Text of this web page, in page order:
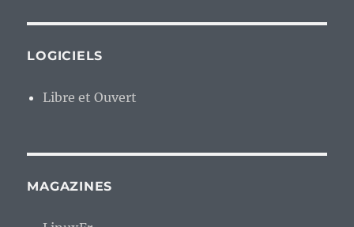
LOGICIELS
Libre et Ouvert
MAGAZINES